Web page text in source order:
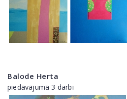
Balode Herta
piedāvājumā 3 darbi